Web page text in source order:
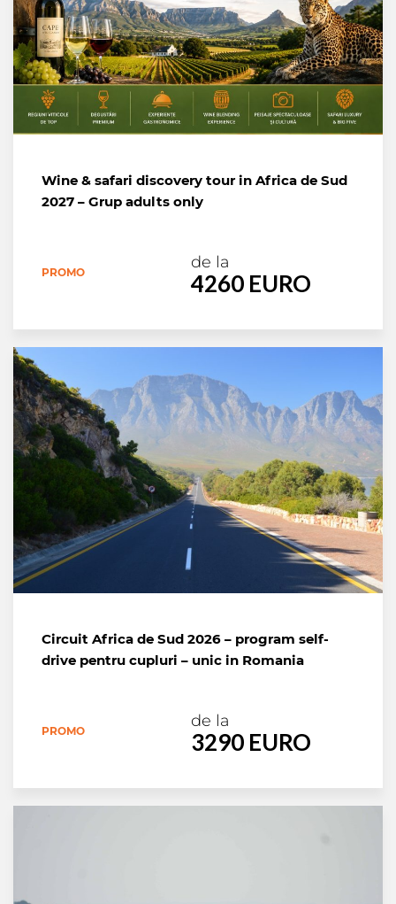
Wine & safari discovery tour in Africa de Sud
2027 – Grup adults only
PROMO
de la
4260 EURO
Circuit Africa de Sud 2026 – program self-
drive pentru cupluri – unic in Romania
PROMO
de la
3290 EURO